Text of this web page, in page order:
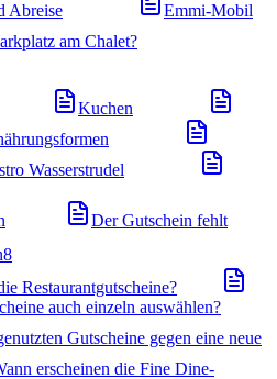
Abreise
Emmi-Mobil
am Chalet?
Kuchen
Wasserstrudel
Der Gutschein fehlt
8
Restaurantgutscheine?
auch einzeln auswählen?
Gutscheine gegen eine neue
erscheinen die Fine Dine-